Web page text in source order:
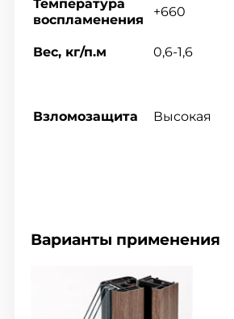
Температура
воспламенения
+660
Вес, кг/п.м 0,6-1,6
Взломозащита Высокая
Варианты применения